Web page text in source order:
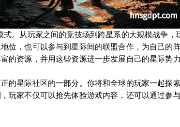
。从玩家之间的竞技场到跨星系的大规模战争
位，也可以参与到星际间的联盟合作，为自己的
的资源，并用这些资源进一步发展自己的星际势力
的星际社区的一部分。你将和全球的玩家一起探
玩家不仅可以抢先体验游戏内容，还可以通过参